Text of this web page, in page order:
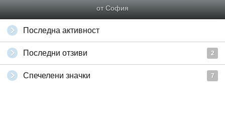
от София
Последна активност
Последни отзиви 2
Спечелени значки 7